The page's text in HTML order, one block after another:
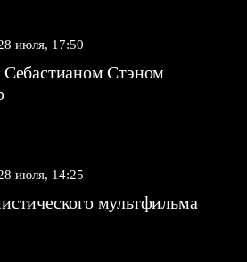
июля, 17:50
Стэном
июля, 14:25
мультфильма